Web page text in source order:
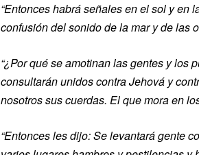
“Entonces habrá señales en el sol y en
confusión del sonido de la mar y de las
“¿Por qué se amotinan las gentes y los
consultarán unidos contra Jehová y
nosotros sus cuerdas. El que mora en
“Entonces les dijo: Se levantará gente